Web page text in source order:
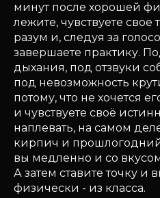
минут после хорошей
лежите, чувствуете свое
разум и, следуя за
завершаете практику.
дыхания, под отзвуки
под невозможность
потому, что не хочется
и чувствуете своё
наплевать, на самом
кирпич и
вы медленно и со
А затем ставите точку
физически - из класса.